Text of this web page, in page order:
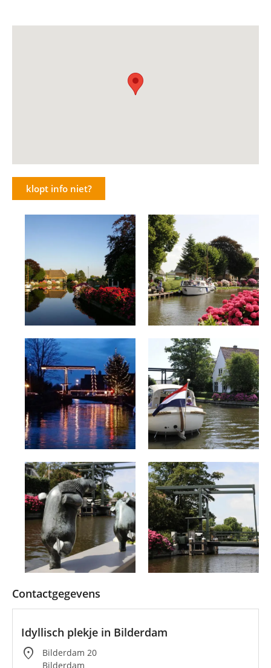
klopt info niet?
Contactgegevens
Idyllisch plekje in Bilderdam
location_on
Bilderdam 20
Bilderdam